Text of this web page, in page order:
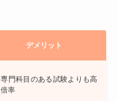
デメリット
専門科目のある試験よりも高
倍率